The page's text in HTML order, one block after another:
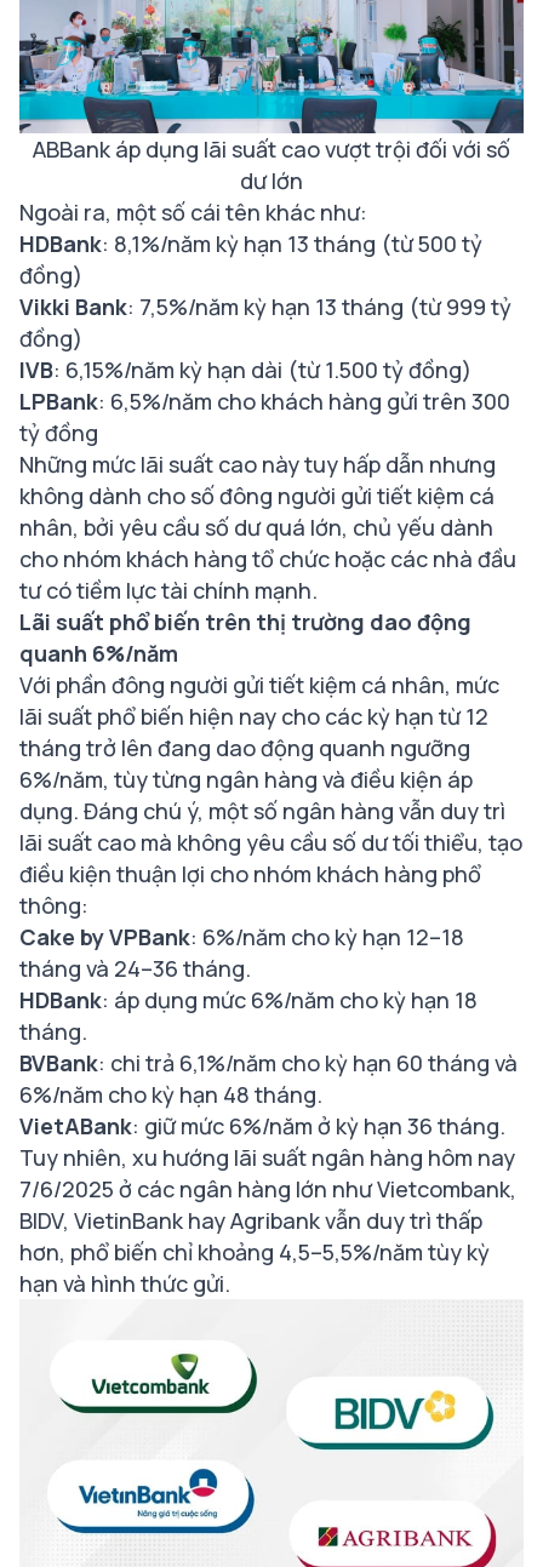
ABBank áp dụng lãi suất cao vượt trội đối với số
dư lớn
Ngoài ra, một số cái tên khác như:
HDBank: 8,1%/năm kỳ hạn 13 tháng (từ 500 tỷ
đồng)
Vikki Bank: 7,5%/năm kỳ hạn 13 tháng (từ 999 tỷ
đồng)
IVB: 6,15%/năm kỳ hạn dài (từ 1.500 tỷ đồng)
LPBank: 6,5%/năm cho khách hàng gửi trên 300
tỷ đồng
Những mức lãi suất cao này tuy hấp dẫn nhưng
không dành cho số đông người gửi tiết kiệm cá
nhân, bởi yêu cầu số dư quá lớn, chủ yếu dành
cho nhóm khách hàng tổ chức hoặc các nhà đầu
tư có tiềm lực tài chính mạnh.
Lãi suất phổ biến trên thị trường dao động
quanh 6%/năm
Với phần đông người gửi tiết kiệm cá nhân, mức
lãi suất phổ biến hiện nay cho các kỳ hạn từ 12
tháng trở lên đang dao động quanh ngưỡng
6%/năm, tùy từng ngân hàng và điều kiện áp
dụng. Đáng chú ý, một số ngân hàng vẫn duy trì
lãi suất cao mà không yêu cầu số dư tối thiểu, tạo
điều kiện thuận lợi cho nhóm khách hàng phổ
thông:
Cake by VPBank: 6%/năm cho kỳ hạn 12–18
tháng và 24–36 tháng.
HDBank: áp dụng mức 6%/năm cho kỳ hạn 18
tháng.
BVBank: chi trả 6,1%/năm cho kỳ hạn 60 tháng và
6%/năm cho kỳ hạn 48 tháng.
VietABank: giữ mức 6%/năm ở kỳ hạn 36 tháng.
Tuy nhiên, xu hướng lãi suất ngân hàng hôm nay
7/6/2025 ở các ngân hàng lớn như Vietcombank,
BIDV, VietinBank hay Agribank vẫn duy trì thấp
hơn, phổ biến chỉ khoảng 4,5–5,5%/năm tùy kỳ
hạn và hình thức gửi.